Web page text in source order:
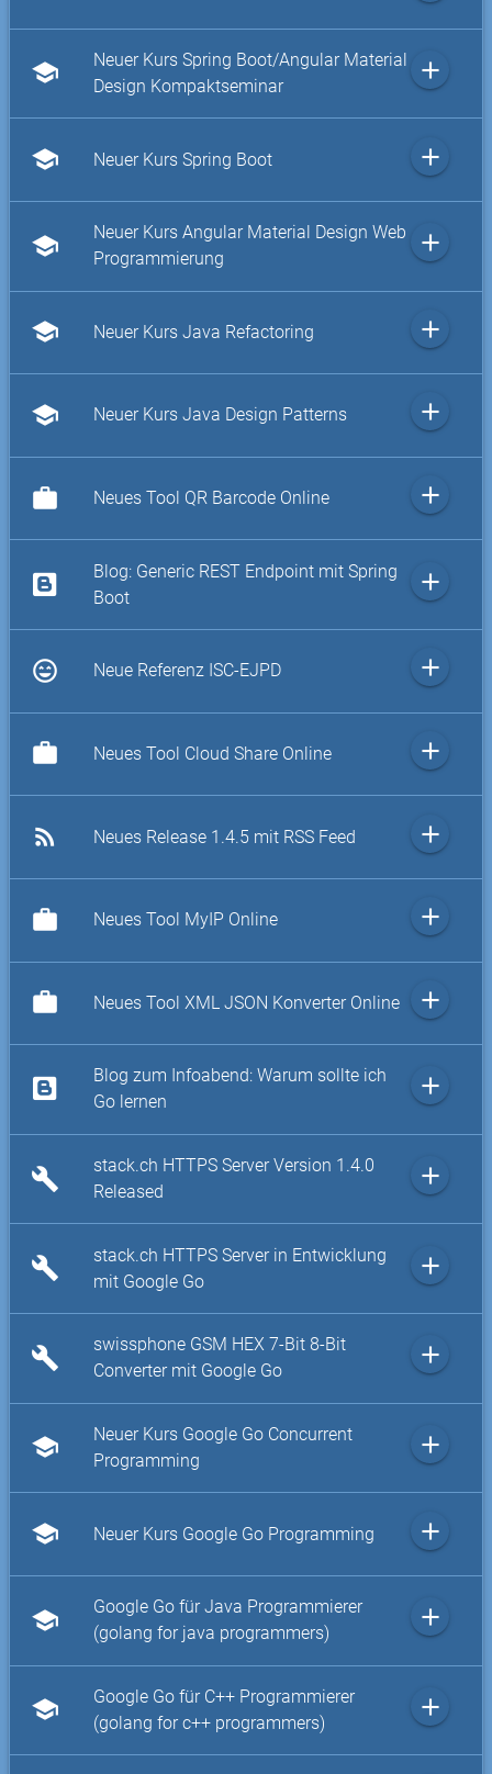
school
Neuer Kurs Spring Boot/Angular Material
Design Kompaktseminar
add
school Neuer Kurs Spring Boot add
school
Neuer Kurs Angular Material Design Web
Programmierung
add
school Neuer Kurs Java Refactoring add
school Neuer Kurs Java Design Patterns add
work Neues Tool QR Barcode Online add
Blog: Generic REST Endpoint mit Spring
Boot
add
sentiment_very_satisfied Neue Referenz ISC-EJPD add
work Neues Tool Cloud Share Online add
rss_feed Neues Release 1.4.5 mit RSS Feed add
work Neues Tool MyIP Online add
work Neues Tool XML JSON Konverter Online add
Blog zum Infoabend: Warum sollte ich
Go lernen
add
build
stack.ch HTTPS Server Version 1.4.0
Released
add
build
stack.ch HTTPS Server in Entwicklung
mit Google Go
add
build
swissphone GSM HEX 7-Bit 8-Bit
Converter mit Google Go
add
school
Neuer Kurs Google Go Concurrent
Programming
add
school Neuer Kurs Google Go Programming add
school
Google Go für Java Programmierer
(golang for java programmers)
add
school
Google Go für C++ Programmierer
(golang for c++ programmers)
add